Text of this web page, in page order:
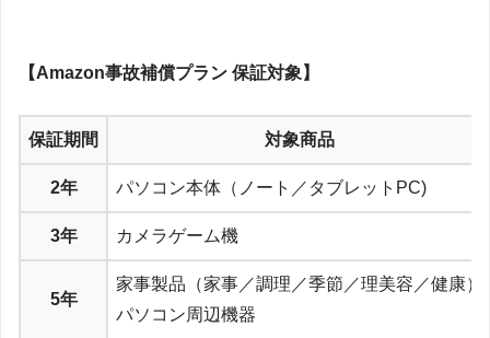
【Amazon事故補償プラン 保証対象】
保証期間 対象商品
2年 パソコン本体（ノート／タブレットPC)
3年 カメラゲーム機
5年
家事製品（家事／調理／季節／理美容／健康）
パソコン周辺機器